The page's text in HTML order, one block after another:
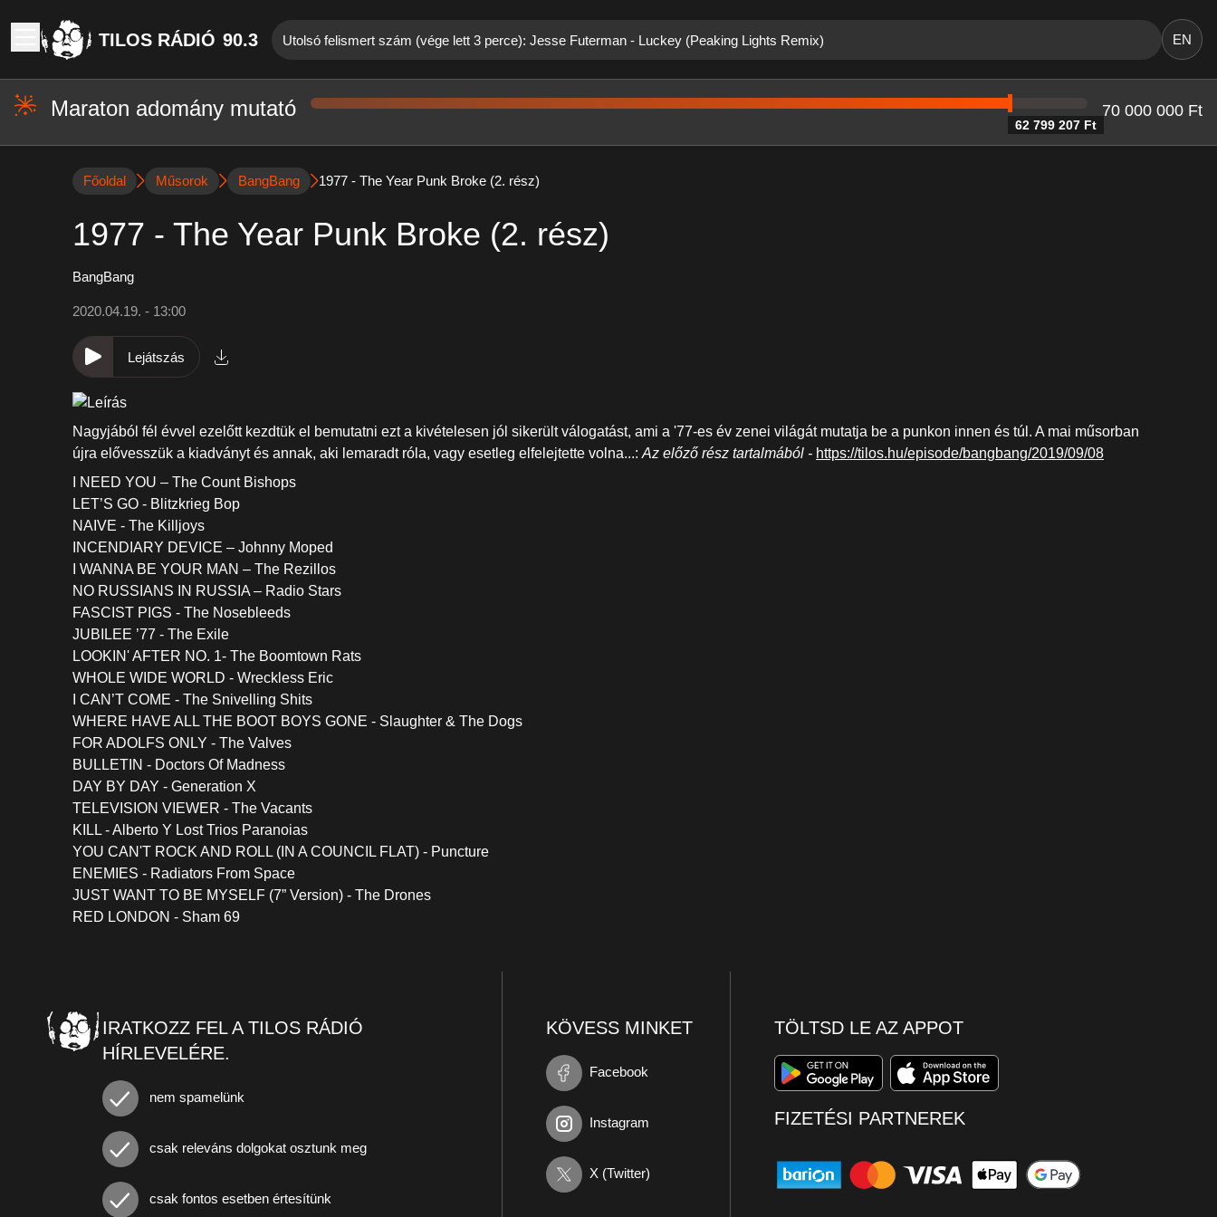
TILOS RÁDIÓ 90.3 Utolsó felismert szám (vége lett 3 perce): Jesse Futerman - Luckey (Peaking Lights Remix) EN
Maraton adomány mutató
62 799 207 Ft
70 000 000 Ft
Főoldal Műsorok BangBang 1977 - The Year Punk Broke (2. rész)
1977 - The Year Punk Broke (2. rész)
BangBang
2020.04.19. - 13:00
Lejátszás
Nagyjából fél évvel ezelőtt kezdtük el bemutatni ezt a kivételesen jól sikerült válogatást, ami a '77-es év zenei világát mutatja be a punkon innen és túl. A mai műsorban
újra elővesszük a kiadványt és annak, aki lemaradt róla, vagy esetleg elfelejtette volna...: Az előző rész tartalmából - https://tilos.hu/episode/bangbang/2019/09/08
I NEED YOU – The Count Bishops
LET’S GO - Blitzkrieg Bop
NAIVE - The Killjoys
INCENDIARY DEVICE – Johnny Moped
I WANNA BE YOUR MAN – The Rezillos
NO RUSSIANS IN RUSSIA – Radio Stars
FASCIST PIGS - The Nosebleeds
JUBILEE ’77 - The Exile
LOOKIN' AFTER NO. 1- The Boomtown Rats
WHOLE WIDE WORLD - Wreckless Eric
I CAN’T COME - The Snivelling Shits
WHERE HAVE ALL THE BOOT BOYS GONE - Slaughter & The Dogs
FOR ADOLFS ONLY - The Valves
BULLETIN - Doctors Of Madness
DAY BY DAY - Generation X
TELEVISION VIEWER - The Vacants
KILL - Alberto Y Lost Trios Paranoias
YOU CAN'T ROCK AND ROLL (IN A COUNCIL FLAT) - Puncture
ENEMIES - Radiators From Space
JUST WANT TO BE MYSELF (7” Version) - The Drones
RED LONDON - Sham 69
IRATKOZZ FEL A TILOS RÁDIÓ
HÍRLEVELÉRE.
nem spamelünk
csak releváns dolgokat osztunk meg
csak fontos esetben értesítünk
KÖVESS MINKET
Facebook
Instagram
X (Twitter)
TÖLTSD LE AZ APPOT
FIZETÉSI PARTNEREK